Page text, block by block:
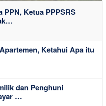
PPN, Ketua PPPSRS
Ketahui Apa itu
dan Penghuni
…